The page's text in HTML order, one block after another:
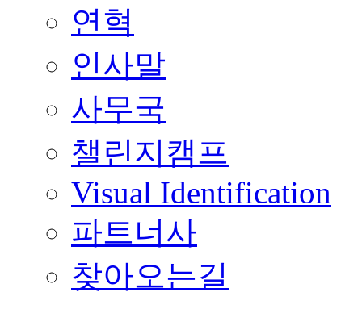
연혁
인사말
사무국
챌린지캠프
Visual Identification
파트너사
찾아오는길